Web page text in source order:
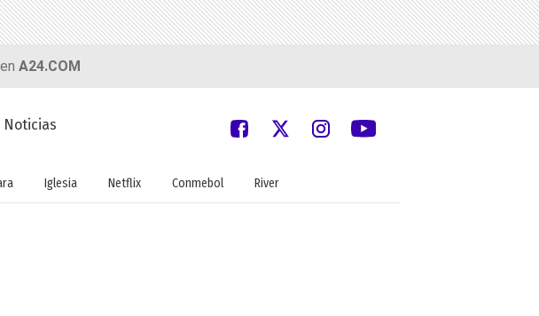
A24.COM
Noticias
Iglesia Netflix Conmebol River